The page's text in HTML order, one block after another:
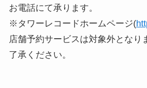
お電話にて承ります。
※タワーレコードホームページ(
店舗予約サービスは対象外となり
了承ください。